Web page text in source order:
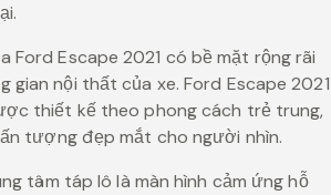
Ford Escape 2021 có bề mặt rộng rãi
gian nội thất của xe. Ford Escape 2021
thiết kế theo phong cách trẻ trung,
tượng đẹp mắt cho người nhìn.
tâm táp lô là màn hình cảm ứng hỗ